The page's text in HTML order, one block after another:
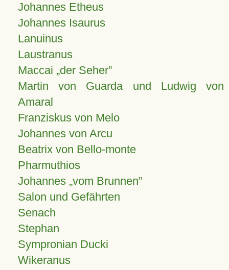
Johannes Etheus
Johannes Isaurus
Lanuinus
Laustranus
Maccai „der Seher”
Martin von Guarda und Ludwig von
Amaral
Franziskus von Melo
Johannes von Arcu
Beatrix von Bello-monte
Pharmuthios
Johannes vom Brunnen
Salon und Gefährten
Senach
Stephan
Sympronian Ducki
Wikeranus